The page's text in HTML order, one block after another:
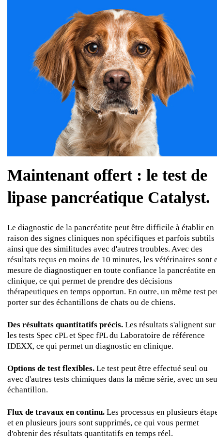
Maintenant offert : le test de
lipase pancréatique Catalyst.
Le diagnostic de la pancréatite peut être difficile à établir en
raison des signes cliniques non spécifiques et parfois subtils
ainsi que des similitudes avec d'autres troubles. Avec des
résultats reçus en moins de 10 minutes, les vétérinaires sont
mesure de diagnostiquer en toute confiance la pancréatite en
clinique, ce qui permet de prendre des décisions
thérapeutiques en temps opportun. En outre, un même test
porter sur des échantillons de chats ou de chiens.
Des résultats quantitatifs précis. Les résultats s'alignent sur
les tests Spec cPL et Spec fPL du Laboratoire de référence
IDEXX, ce qui permet un diagnostic en clinique.
Options de test flexibles. Le test peut être effectué seul ou
avec d'autres tests chimiques dans la même série, avec un
échantillon.
Flux de travaux en continu. Les processus en plusieurs
et en plusieurs jours sont supprimés, ce qui vous permet
d'obtenir des résultats quantitatifs en temps réel.